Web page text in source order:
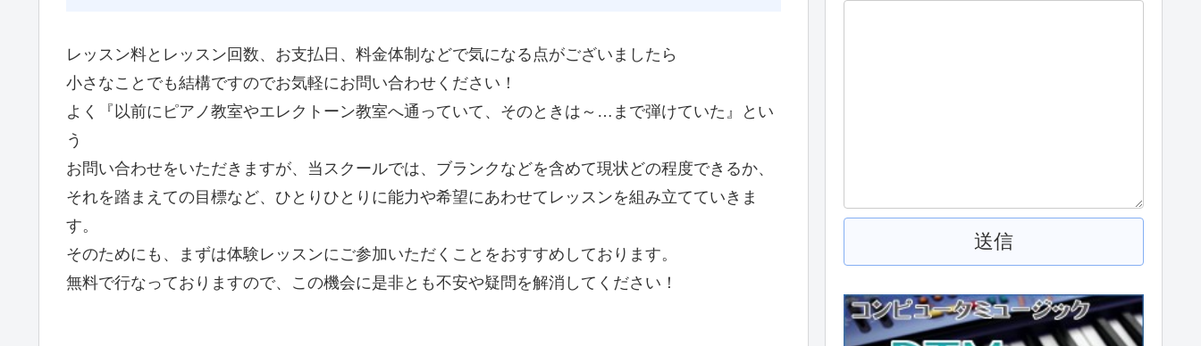
レッスン料とレッスン回数、お支払日、料金体制などで気になる点がございましたら
小さなことでも結構ですのでお気軽にお問い合わせください！
よく『以前にピアノ教室やエレクトーン教室へ通っていて、そのときは～…まで弾けていた』とい
う
お問い合わせをいただきますが、当スクールでは、ブランクなどを含めて現状どの程度できるか、
それを踏まえての目標など、ひとりひとりに能力や希望にあわせてレッスンを組み立てていきま
す。
そのためにも、まずは体験レッスンにご参加いただくことをおすすめしております。
無料で行なっておりますので、この機会に是非とも不安や疑問を解消してください！